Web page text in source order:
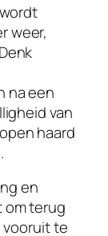
weer,
na een
van
haard
en
om terug
vooruit te